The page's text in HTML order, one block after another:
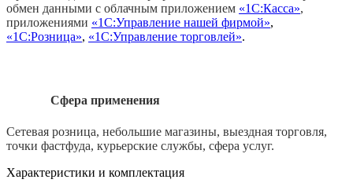
обмен данными с облачным приложением «1С:Касса»,
приложениями «1С:Управление нашей фирмой»,
«1С:Розница», «1С:Управление торговлей».
Сфера применения
Сетевая розница, небольшие магазины, выездная торговля,
точки фастфуда, курьерские службы, сфера услуг.
Характеристики и комплектация